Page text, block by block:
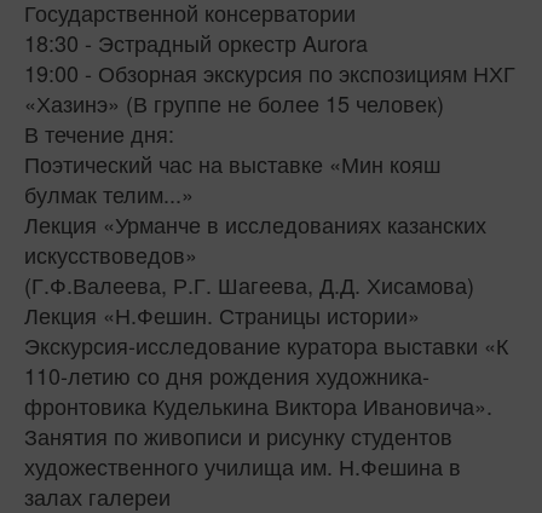
Государственной консерватории
18:30 - Эстрадный оркестр Aurora
19:00 - Обзорная экскурсия по экспозициям НХГ
«Хазинэ» (В группе не более 15 человек)
В течение дня:
Поэтический час на выставке «Мин кояш
булмак телим...»
Лекция «Урманче в исследованиях казанских
искусствоведов»
(Г.Ф.Валеева, Р.Г. Шагеева, Д.Д. Хисамова)
Лекция «Н.Фешин. Страницы истории»
Экскурсия-исследование куратора выставки «К
110-летию со дня рождения художника-
фронтовика Куделькина Виктора Ивановича».
Занятия по живописи и рисунку студентов
художественного училища им. Н.Фешина в
залах галереи